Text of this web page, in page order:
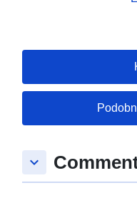
keyboard_arrow_down